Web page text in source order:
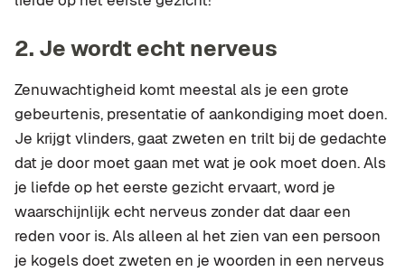
2. Je wordt echt nerveus
Zenuwachtigheid komt meestal als je een grote
gebeurtenis, presentatie of aankondiging moet doen.
Je krijgt vlinders, gaat zweten en trilt bij de gedachte
dat je door moet gaan met wat je ook moet doen. Als
je liefde op het eerste gezicht ervaart, word je
waarschijnlijk echt nerveus zonder dat daar een
reden voor is. Als alleen al het zien van een persoon
je kogels doet zweten en je woorden in een nerveus